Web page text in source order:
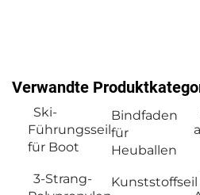
Verwandte
Ski-
Führungsseil
für Boot
Bindfaden
für
Heuballen
3-Strang-
Kunststoffseil